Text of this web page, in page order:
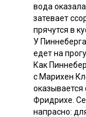
вода
затевает
прячутся в
У
едет на
Как
с Марихен
Фридрихе.
напрасно: